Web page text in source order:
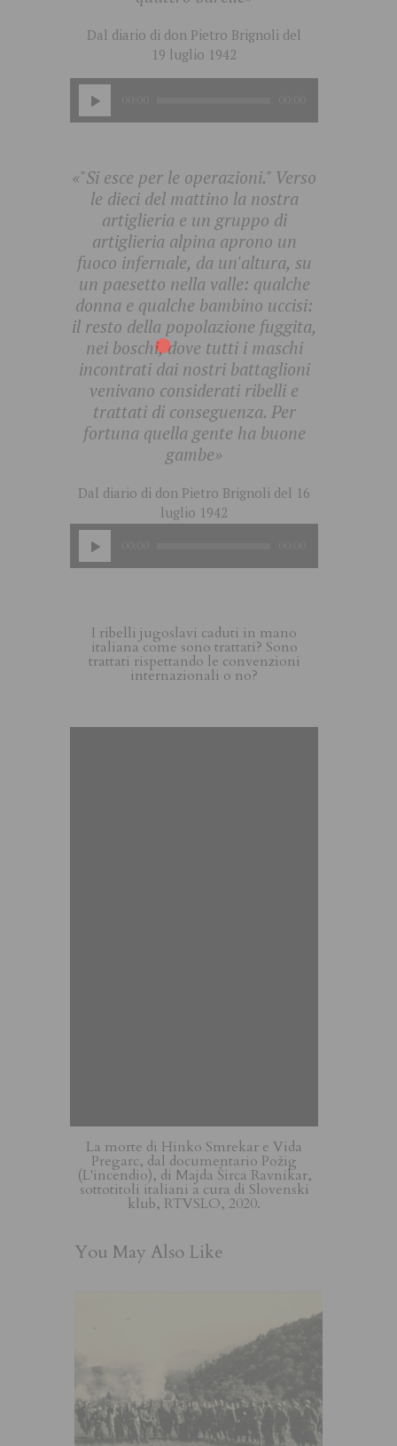
Dal diario di don Pietro Brignoli del
19 luglio 1942
Audio
Player
«"Si esce per le operazioni." Verso
le dieci del mattino la nostra
artiglieria e un gruppo di
artiglieria alpina aprono un
fuoco infernale, da un'altura, su
un paesetto nella valle: qualche
donna e qualche bambino uccisi:
il resto della popolazione fuggita,
nei boschi, dove tutti i maschi
incontrati dai nostri battaglioni
venivano considerati ribelli e
trattati di conseguenza. Per
fortuna quella gente ha buone
gambe»
Dal diario di don Pietro Brignoli del 16
luglio 1942
Audio
Player
I ribelli jugoslavi caduti in mano
italiana come sono trattati? Sono
trattati rispettando le convenzioni
internazionali o no?
La morte di Hinko Smrekar e Vida
Pregarc, dal documentario Požig
(L'incendio), di Majda Širca Ravnikar,
sottotitoli italiani a cura di Slovenski
klub, RTVSLO, 2020.
You May Also Like